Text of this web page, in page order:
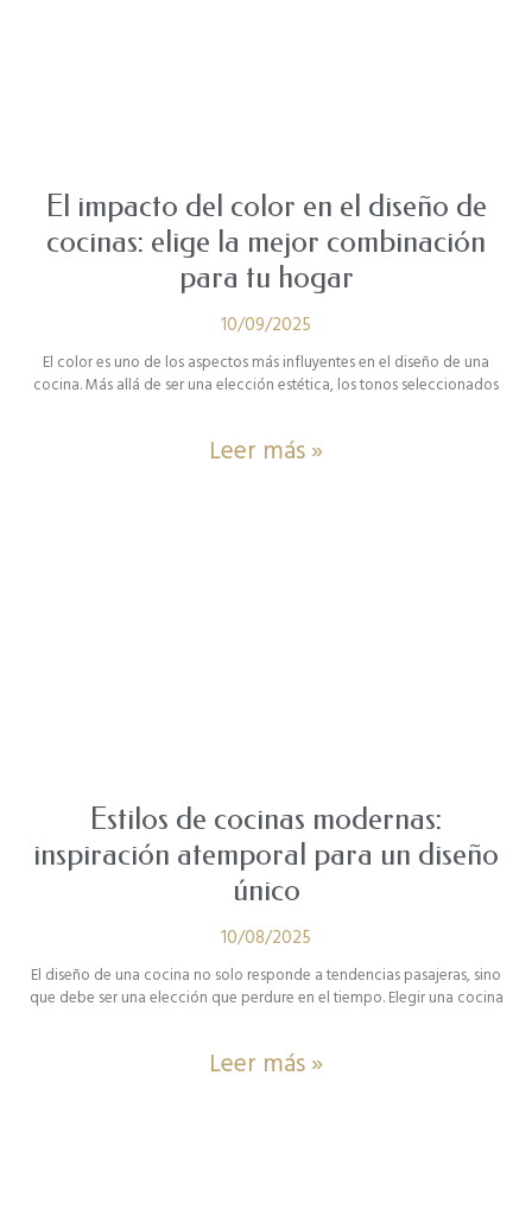
El impacto del color en el diseño de
cocinas: elige la mejor combinación
para tu hogar
10/09/2025
El color es uno de los aspectos más influyentes en el diseño de una
cocina. Más allá de ser una elección estética, los tonos seleccionados
Leer más »
Estilos de cocinas modernas:
inspiración atemporal para un diseño
único
10/08/2025
El diseño de una cocina no solo responde a tendencias pasajeras, sino
que debe ser una elección que perdure en el tiempo. Elegir una cocina
Leer más »